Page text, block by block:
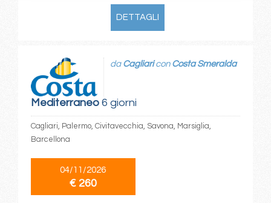
DETTAGLI
Mediterraneo6 giorni
da Cagliaricon Costa Smeralda
Cagliari, Palermo, Civitavecchia, Savona, Marsiglia,
Barcellona
04/11/2026
€ 260